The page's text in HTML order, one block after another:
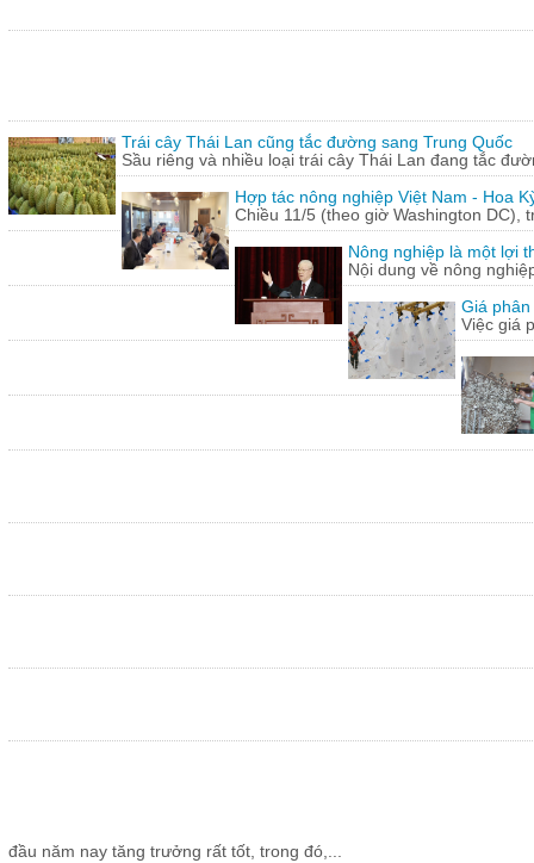
Trái cây Thái Lan cũng tắc đường sang Trung Quốc
Sầu riêng và nhiều loại trái cây Thái Lan đang tắc
Hợp tác nông nghiệp Việt Nam - Hoa
Chiều 11/5 (theo giờ Washington DC),
Nông nghiệp là một lợi
Nội dung về nông
Giá
Việc giá
đầu năm nay tăng trưởng rất tốt, trong đó,...